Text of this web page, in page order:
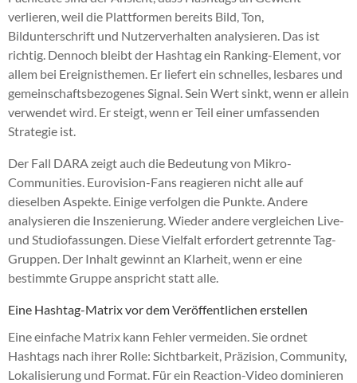
verlieren, weil die Plattformen bereits Bild, Ton,
Bildunterschrift und Nutzerverhalten analysieren. Das ist
richtig. Dennoch bleibt der Hashtag ein Ranking-Element, vor
allem bei Ereignisthemen. Er liefert ein schnelles, lesbares und
gemeinschaftsbezogenes Signal. Sein Wert sinkt, wenn er allein
verwendet wird. Er steigt, wenn er Teil einer umfassenden
Strategie ist.
Der Fall DARA zeigt auch die Bedeutung von Mikro-
Communities. Eurovision-Fans reagieren nicht alle auf
dieselben Aspekte. Einige verfolgen die Punkte. Andere
analysieren die Inszenierung. Wieder andere vergleichen Live-
und Studiofassungen. Diese Vielfalt erfordert getrennte Tag-
Gruppen. Der Inhalt gewinnt an Klarheit, wenn er eine
bestimmte Gruppe anspricht statt alle.
Eine Hashtag-Matrix vor dem Veröffentlichen erstellen
Eine einfache Matrix kann Fehler vermeiden. Sie ordnet
Hashtags nach ihrer Rolle: Sichtbarkeit, Präzision, Community,
Lokalisierung und Format. Für ein Reaction-Video dominieren